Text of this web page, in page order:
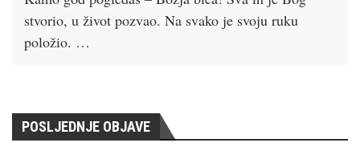
stvorio, u život pozvao. Na svako je svoju ruku
položio. …
POSLJEDNJE OBJAVE